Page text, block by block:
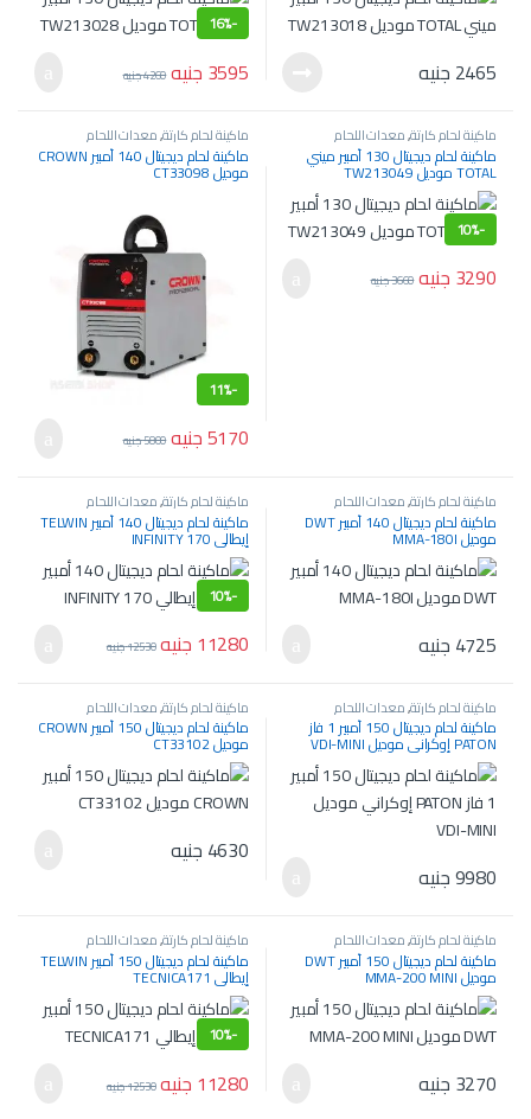
2465 جنيه
-
16%
3595 جنيه 4260جنيه
ماكينة لحام كارتة,معدات اللحام
والسمكرة ماكينة لحام ديجيتال 130 أمبير ميني
TOTAL موديل TW213049
-
10%
3290 جنيه 3660جنيه
ماكينة لحام كارتة,معدات اللحام
والسمكرة ماكينة لحام ديجيتال 140 أمبير CROWN
موديل CT33098
-
11%
5170جنيه 5800جنيه
ماكينة لحام كارتة,معدات اللحام
والسمكرة ماكينة لحام ديجيتال 140 أمبير DWT
موديل MMA-180I
4725 جنيه
ماكينة لحام كارتة,معدات اللحام
والسمكرة ماكينة لحام ديجيتال 140 أمبير TELWIN
إيطالي INFINITY 170
-
10%
11280 جنيه 12530جنيه
ماكينة لحام كارتة,معدات اللحام
والسمكرة ماكينة لحام ديجيتال 150 أمبير 1 فاز
PATON إوكراني موديل VDI-MINI
9980جنيه
ماكينة لحام كارتة,معدات اللحام
والسمكرة ماكينة لحام ديجيتال 150 أمبير CROWN
موديل CT33102
4630 جنيه
ماكينة لحام كارتة,معدات اللحام
والسمكرة ماكينة لحام ديجيتال 150 أمبير DWT
موديل MMA-200 MINI
3270 جنيه
ماكينة لحام كارتة,معدات اللحام
والسمكرة ماكينة لحام ديجيتال 150 أمبير TELWIN
إيطالي TECNICA171
-
10%
11280 جنيه 12530جنيه